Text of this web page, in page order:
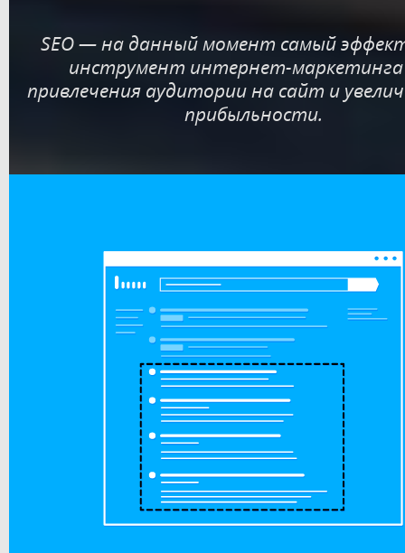
SEO — на данный момент самый
инструмент интернет-
привлечения аудитории на сайт и
прибыльности.